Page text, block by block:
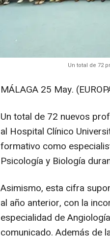
Un total de 72
MÁLAGA 25 May.
Un total de 72 nuevos
al Hospital Clínico
formativo como
Psicología y Biología
Asimismo, esta cifra
al año anterior, con la
especialidad de
comunicado. Además de